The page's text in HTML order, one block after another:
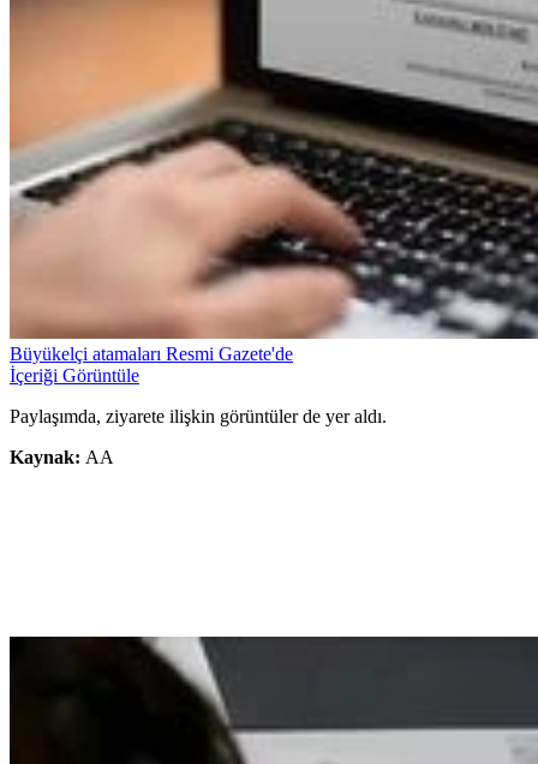
Büyükelçi atamaları Resmi Gazete'de
İçeriği Görüntüle
Paylaşımda, ziyarete ilişkin görüntüler de yer aldı.
Kaynak: AA